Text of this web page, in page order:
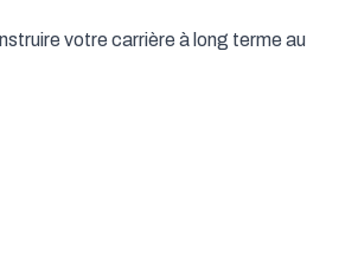
votre carrière à long terme au